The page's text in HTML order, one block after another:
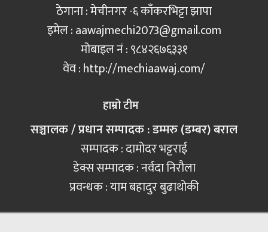
ठेगाना : मेचीनगर -६ काँकरभिट्टा झापा
इमेल :aawajmechi2073@gmail.com
मोबाइल नं‍ : ९८४२६७६३३१
वेव : http://mechiaawaj.com/
हाम्रो टीम
सञ्चालक / प्रधान सम्पादक : डम्मरु (डम्बर) बराल
सम्पादक : दामोदर भट्टराई
डेक्स सम्पादक : नर्वदा निरौला
प्रवन्धक : याम बहादुर बुढाथोकी